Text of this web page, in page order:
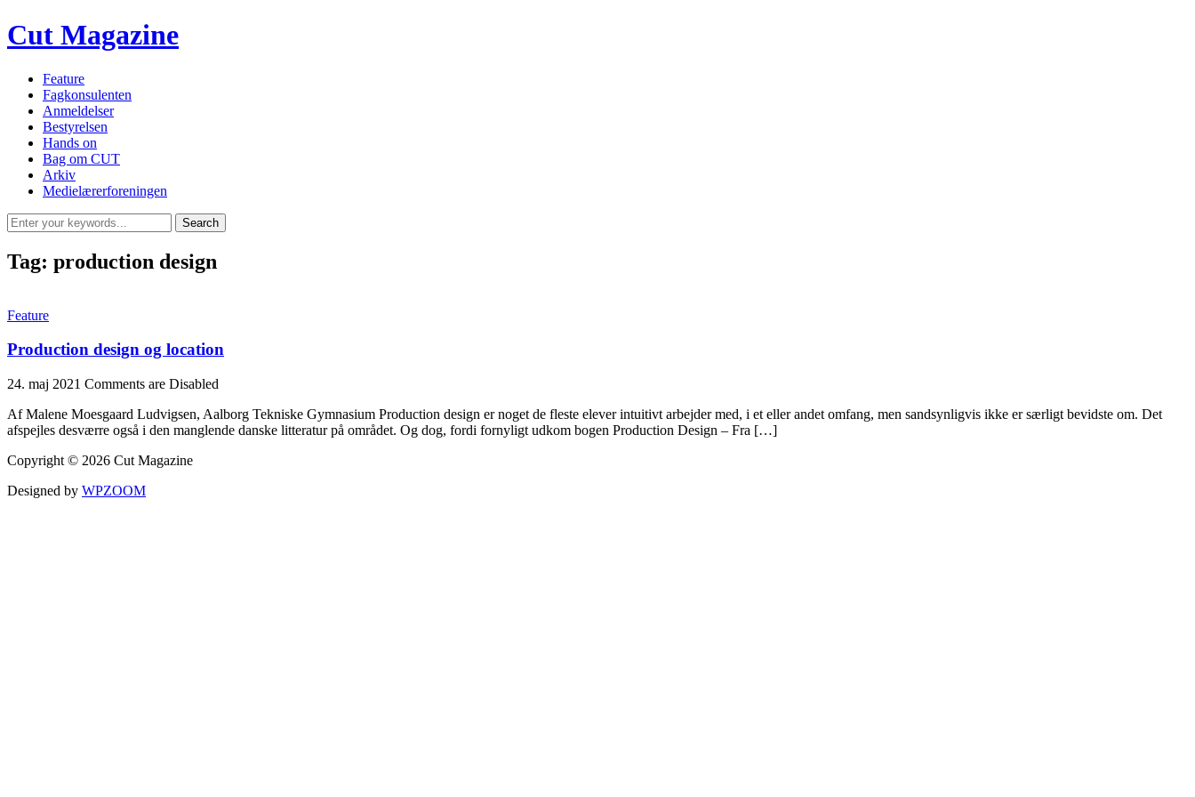
Cut Magazine
Feature
Fagkonsulenten
Anmeldelser
Bestyrelsen
Hands on
Bag om CUT
Arkiv
Medielærerforeningen
Tag: production design
Feature
Production design og location
24. maj 2021 Comments are Disabled
Af Malene Moesgaard Ludvigsen, Aalborg Tekniske Gymnasium Production design er noget de fleste elever intuitivt arbejder med, i et eller andet omfang, men sandsynligvis ikke er særligt bevidste om. Det
afspejles desværre også i den manglende danske litteratur på området. Og dog, fordi fornyligt udkom bogen Production Design – Fra […]
Copyright © 2026 Cut Magazine
Designed by WPZOOM